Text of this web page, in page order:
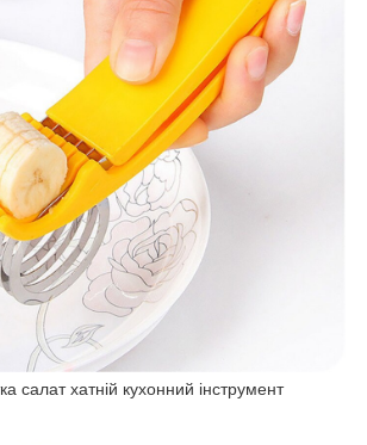
салат хатній кухонний інструмент